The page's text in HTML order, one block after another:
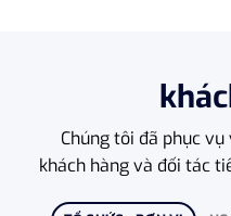
Chúng tôi đã phục
khách hàng và đối tác